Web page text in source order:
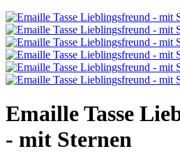
Emaille Tasse
- mit Sternen